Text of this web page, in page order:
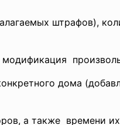
штрафов),
дома
а также времени